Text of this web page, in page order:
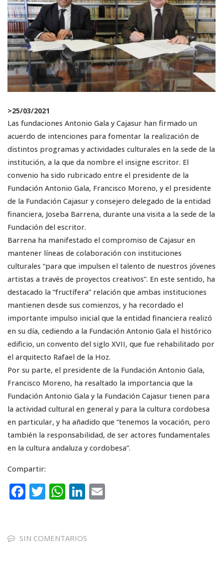
>25/03/2021
Las fundaciones Antonio Gala y Cajasur han firmado un
acuerdo de intenciones para fomentar la realización de
distintos programas y actividades culturales en la sede de la
institución, a la que da nombre el insigne escritor. El
convenio ha sido rubricado entre el presidente de la
Fundación Antonio Gala, Francisco Moreno, y el presidente
de la Fundación Cajasur y consejero delegado de la entidad
financiera, Joseba Barrena, durante una visita a la sede de la
Fundación del escritor.
Barrena ha manifestado el compromiso de Cajasur en
mantener líneas de colaboración con instituciones
culturales “para que impulsen el talento de nuestros jóvenes
artistas a través de proyectos creativos”. En este sentido, ha
destacado la “fructífera” relación que ambas instituciones
mantienen desde sus comienzos, y ha recordado el
importante impulso inicial que la entidad financiera realizó
en su día, cediendo a la Fundación Antonio Gala el histórico
edificio, un convento del siglo XVII, que fue rehabilitado por
el arquitecto Rafael de la Hoz.
Por su parte, el presidente de la Fundación Antonio Gala,
Francisco Moreno, ha resaltado la importancia que la
Fundación Antonio Gala y la Fundación Cajasur tienen para
la actividad cultural en general y para la cultura cordobesa
en particular, y ha añadido que “tenemos la vocación, pero
también la responsabilidad, de ser actores fundamentales
en la cultura andaluza y cordobesa”.
Compartir:
F
e
T
te
W
ts
Li
e
SIN COMENTARIOS